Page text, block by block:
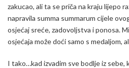
zakucao, ali ta se priča na kraju lijepo
napravila summa summarum cijele
osjećaj sreće, zadovoljstva i ponosa.
osjećaja može doći samo s medaljom,
I tako…kad izvadim sve bodlje iz sebe,